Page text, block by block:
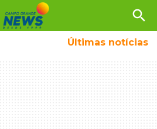
search
Últimas notícias